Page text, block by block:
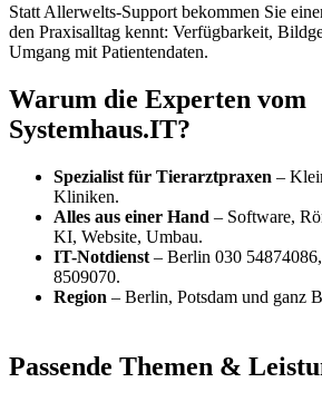
Statt Allerwelts-Support bekommen Sie
den Praxisalltag kennt: Verfügbarkeit,
Umgang mit Patientendaten.
Warum die Experten vom
Systemhaus.IT?
Spezialist für Tierarztpraxen –
Kliniken.
Alles aus einer Hand – Software,
KI, Website, Umbau.
IT-Notdienst – Berlin 030
8509070.
Region – Berlin, Potsdam und ganz
Passende Themen &